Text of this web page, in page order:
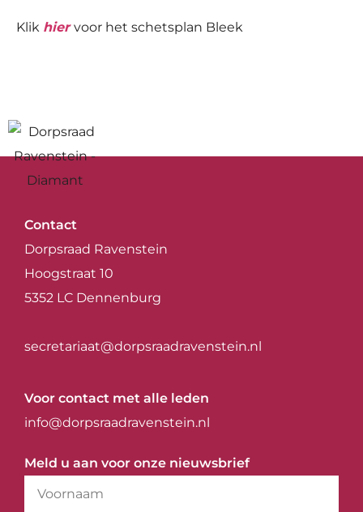
Klik hier voor het schetsplan Bleek
Contact
Dorpsraad Ravenstein
Hoogstraat 10
5352 LC Dennenburg
secretariaat@dorpsraadravenstein.nl
Voor contact met alle leden
info@dorpsraadravenstein.nl
Meld u aan voor onze nieuwsbrief